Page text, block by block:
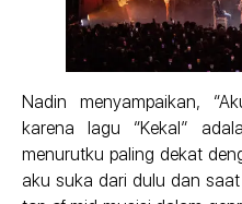
Nadin menyampaikan,
karena lagu “Kekal”
menurutku paling dekat
aku suka dari dulu dan